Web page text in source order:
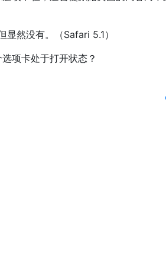
显然没有。（Safari 5.1）
项卡处于打开状态？